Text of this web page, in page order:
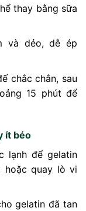
thay bằng sữa
và dẻo, dễ ép
chắc chắn, sau
15 phút để
ít béo
lạnh để gelatin
hoặc quay lò vi
gelatin đã tan